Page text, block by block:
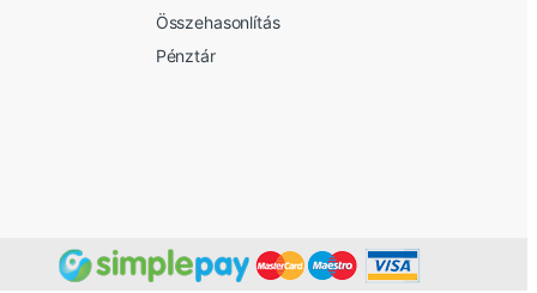
Összehasonlítás
Pénztár